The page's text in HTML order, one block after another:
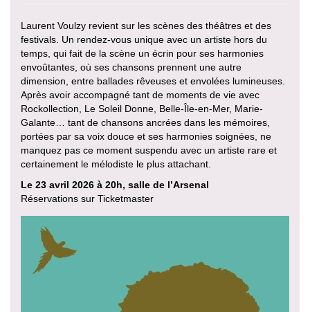
Laurent Voulzy revient sur les scènes des théâtres et des
festivals. Un rendez-vous unique avec un artiste hors du
temps, qui fait de la scène un écrin pour ses harmonies
envoûtantes, où ses chansons prennent une autre
dimension, entre ballades rêveuses et envolées lumineuses.
Après avoir accompagné tant de moments de vie avec
Rockollection, Le Soleil Donne, Belle-Île-en-Mer, Marie-
Galante… tant de chansons ancrées dans les mémoires,
portées par sa voix douce et ses harmonies soignées, ne
manquez pas ce moment suspendu avec un artiste rare et
certainement le mélodiste le plus attachant.
Le 23 avril 2026 à 20h, salle de l’Arsenal
Réservations sur Ticketmaster